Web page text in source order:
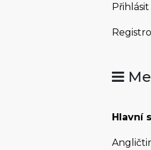
Přihlásit
Hlavní